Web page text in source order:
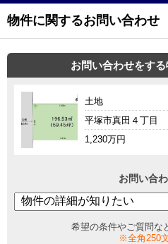
物件に関するお問い合わせ
お問い合わせをする
土地
平塚市真田４丁目
1,230万円
お問い合
希望の条件やご質問な
※全角250